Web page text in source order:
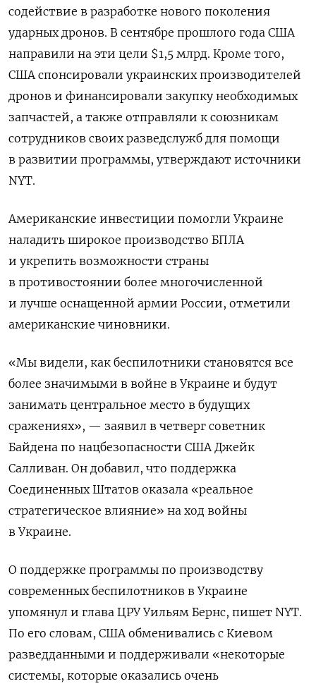
содействие в разработке нового поколения
ударных дронов. В сентябре прошлого года США
направили на эти цели $1,5 млрд. Кроме того,
США спонсировали украинских производителей
дронов и финансировали закупку необходимых
запчастей, а также отправляли к союзникам
сотрудников своих разведслужб для помощи
в развитии программы, утверждают источники
NYT.
Американские инвестиции помогли Украине
наладить широкое производство БПЛА
и укрепить возможности страны
в противостоянии более многочисленной
и лучше оснащенной армии России, отметили
американские чиновники.
«Мы видели, как беспилотники становятся все
более значимыми в войне в Украине и будут
занимать центральное место в будущих
сражениях», — заявил в четверг советник
Байдена по нацбезопасности США Джейк
Салливан. Он добавил, что поддержка
Соединенных Штатов оказала «реальное
стратегическое влияние» на ход войны
в Украине.
О поддержке программы по производству
современных беспилотников в Украине
упомянул и глава ЦРУ Уильям Бернс, пишет NYT.
По его словам, США обменивались с Киевом
разведданными и поддерживали «некоторые
системы, которые оказались очень